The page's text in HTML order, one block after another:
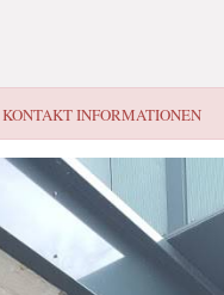
KONTAKT INFORMATIONEN